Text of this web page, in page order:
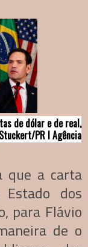
de dólar e de real,
PR I Agência
que a carta
dos
para Flávio
de o